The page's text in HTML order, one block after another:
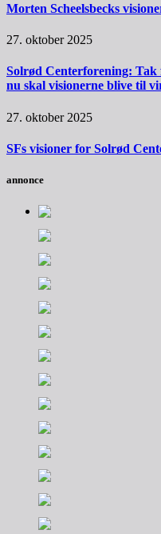
Morten Scheelsbecks
27. oktober 2025
Solrød Centerforening: Tak
nu skal visionerne blive til
27. oktober 2025
SFs visioner for Solrød
annonce